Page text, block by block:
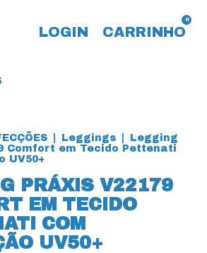
LOGIN CARRINHO
0
Leggings
Legging
Comfort em Tecido Pettenati
UV50+
PRÁXIS V22179
EM TECIDO
COM
UV50+